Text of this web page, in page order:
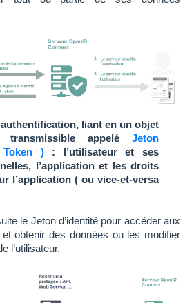
liant en un objet
transmissible appelé Jeton
): l’utilisateur et ses
l’application et les droits
l’application ( ou vice-et-versa
le Jeton d’identité pour accéder aux
obtenir des données ou les modifier
l’utilisateur.